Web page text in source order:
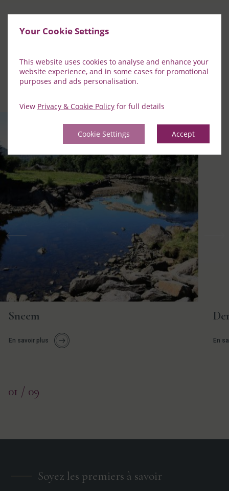
Your Cookie Settings
This website uses cookies to analyse and enhance your
website experience, and in some cases for promotional
purposes and ads personalisation.
View Privacy & Cookie Policy for full details
Cookie Settings Accept
Découvrez le meilleur du Kerry du Sud en explorant
certains des points forts de la région.
Sneem
En savoir plus En
01 / 09
Soyez les premiers à savoir